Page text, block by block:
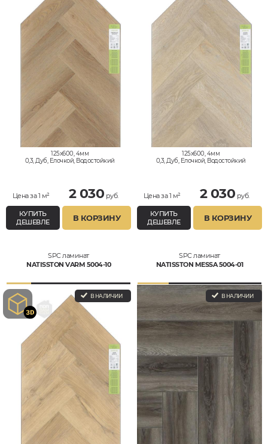
125x600, 4мм
0,3, Дуб, Елочкой, Водостойкий
Цена за 1 м² 2 030 руб.
КУПИТЬ
ДЕШЕВЛЕ
В КОРЗИНУ
125x600, 4мм
0,3, Дуб, Елочкой, Водостойкий
Цена за 1 м² 2 030 руб.
КУПИТЬ
ДЕШЕВЛЕ
В КОРЗИНУ
SPC ламинат
NATISSTON VARM 5004-10
В НАЛИЧИИ
SPC ламинат
NATISSTON MESSA 5004-01
В НАЛИЧИИ